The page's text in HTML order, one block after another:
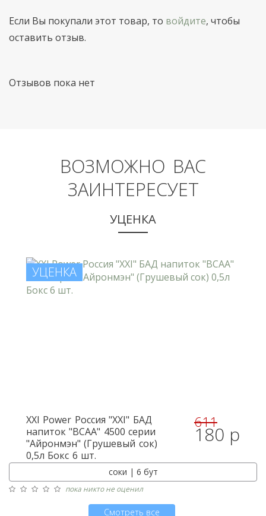
Если Вы покупали этот товар, то войдите, чтобы
оставить отзыв.
Отзывов пока нет
ВОЗМОЖНО ВАС
ЗАИНТЕРЕСУЕТ
УЦЕНКА
УЦЕНКА
XXI Power Россия "XXI" БАД
напиток "BCAA" 4500 серии
"Айронмэн" (Грушевый сок)
0,5л Бокс 6 шт.
611
180 р
соки | 6 бут
пока никто не оценил
Смотреть все